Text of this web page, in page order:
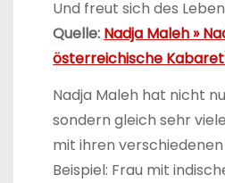
Und freut sich des
Quelle: Nadja Maleh »
österreichische
Nadja Maleh hat nicht
sondern gleich sehr
mit ihren verschiedenen
Beispiel: Frau mit